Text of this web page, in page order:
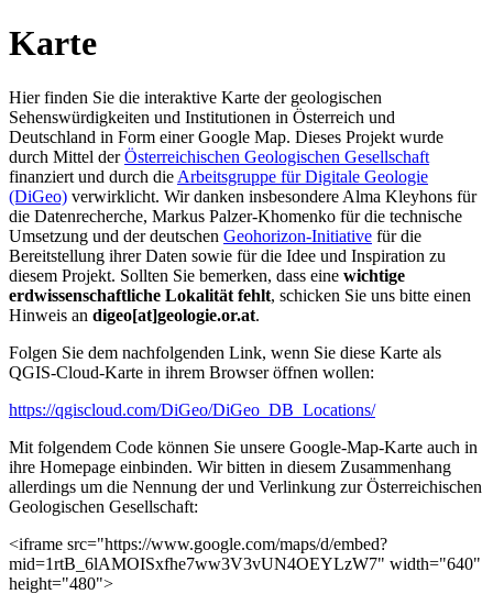
Karte
Hier finden Sie die interaktive Karte der geologischen
Sehenswürdigkeiten und Institutionen in Österreich und
Deutschland in Form einer Google Map. Dieses Projekt wurde
durch Mittel derÖsterreichischen Geologischen Gesellschaft
finanziert und durch die Arbeitsgruppe für Digitale Geologie
(DiGeo) verwirklicht. Wir danken insbesondere Alma Kleyhons für
die Datenrecherche, Markus Palzer-Khomenko für die technische
Umsetzung und der deutschen Geohorizon-Initiative für die
Bereitstellung ihrer Daten sowie für die Idee und Inspiration zu
diesem Projekt. Sollten Sie bemerken, dass eine wichtige
erdwissenschaftliche Lokalität fehlt, schicken Sie uns bitte einen
Hinweis an digeo[at]geologie.or.at.
Folgen Sie dem nachfolgenden Link, wenn Sie diese Karte als
QGIS-Cloud-Karte in ihrem Browser öffnen wollen:
https://qgiscloud.com/DiGeo/DiGeo_DB_Locations/
Mit folgendem Code können Sie unsere Google-Map-Karte auch in
ihre Homepage einbinden. Wir bitten in diesem Zusammenhang
allerdings um die Nennung der und Verlinkung zur Österreichischen
Geologischen Gesellschaft:
<iframe src="https://www.google.com/maps/d/embed?
mid=1rtB_6lAMOISxfhe7ww3V3vUN4OEYLzW7" width="640"
height="480">